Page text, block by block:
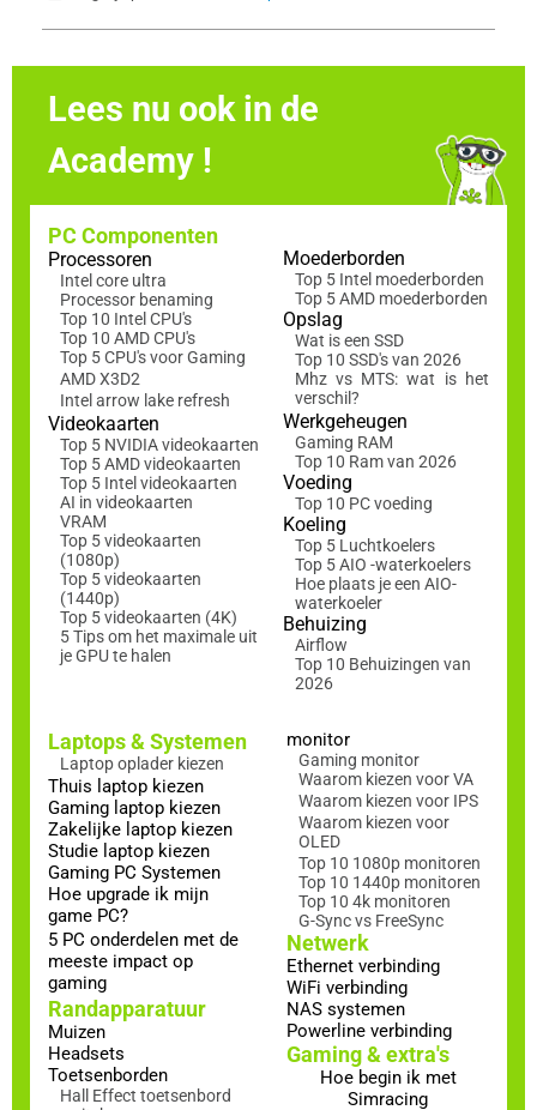
Lees nu ook in de
Academy !
PC Componenten
Processoren
Intel core ultra
Processor benaming
Top 10 Intel CPU's
Top 10 AMD CPU's
Top 5 CPU's voor Gaming
AMD X3D2
Intel arrow lake refresh
Videokaarten
Top 5 NVIDIA videokaarten
Top 5 AMD videokaarten
Top 5 Intel videokaarten
AI in videokaarten
VRAM
Top 5 videokaarten
(1080p)
Top 5 videokaarten
(1440p)
Top 5 videokaarten (4K)
5 Tips om het maximale uit
je GPU te halen
Moederborden
Top 5 Intel moederborden
Top 5 AMD moederborden
Opslag
Wat is een SSD
Top 10 SSD's van 2026
Mhz vs MTS: wat is het
verschil?
Werkgeheugen
Gaming RAM
Top 10 Ram van 2026
Voeding
Top 10 PC voeding
Koeling
Top 5 Luchtkoelers
Top 5 AIO -waterkoelers
Hoe plaats je een AIO-
waterkoeler
Behuizing
Airflow
Top 10 Behuizingen van
2026
Laptops & Systemen
Laptop oplader kiezen
Thuis laptop kiezen
Gaming laptop kiezen
Zakelijke laptop kiezen
Studie laptop kiezen
Gaming PC Systemen
Hoe upgrade ik mijn
game PC?
5 PC onderdelen met de
meeste impact op
gaming
Randapparatuur
Muizen
Headsets
Toetsenborden
Hall Effect toetsenbord
monitor
Gaming monitor
Waarom kiezen voor VA
Waarom kiezen voor IPS
Waarom kiezen voor
OLED
Top 10 1080p monitoren
Top 10 1440p monitoren
Top 10 4k monitoren
G-Sync vs FreeSync
Netwerk
Ethernet verbinding
WiFi verbinding
NAS systemen
Powerline verbinding
Gaming & extra's
Hoe begin ik met
Simracing